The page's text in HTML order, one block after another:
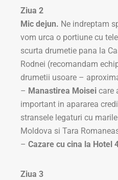
Ziua 2
Mic dejun. Ne indreptam
vom urca o portiune cu
scurta drumetie pana la
Rodnei (recomandam
drumetii usoare –
– Manastirea Moisei care
important in apararea
stransele legaturi cu
Moldova si Tara
– Cazare cu cina la Hotel
Ziua 3